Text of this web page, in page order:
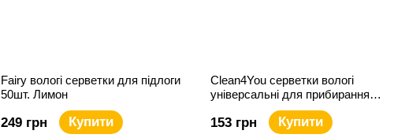
Fairy вологі серветки для підлоги
50шт. Лимон
249 грн Купити
Clean4You серветки вологі
універсальні для прибирання
100шт. З екстрактом лайму
153 грн Купити